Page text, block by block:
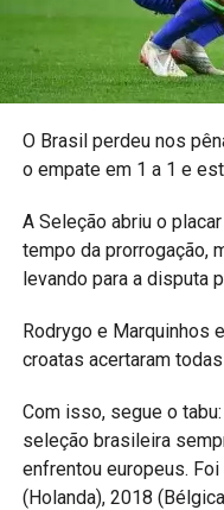
O Brasil perdeu nos
o empate em 1 a 1 e
A Seleção abriu o
tempo da prorrogação,
levando para a disputa
Rodrygo e Marquinhos
croatas acertaram
Com isso, segue o
seleção brasileira
enfrentou europeus.
(Holanda), 2018